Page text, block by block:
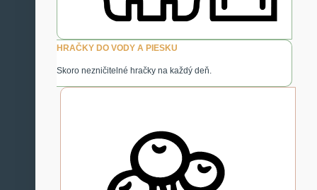
HRAČKY DO VODY A PIESKU
Skoro nezničitelné hračky na každý deň.